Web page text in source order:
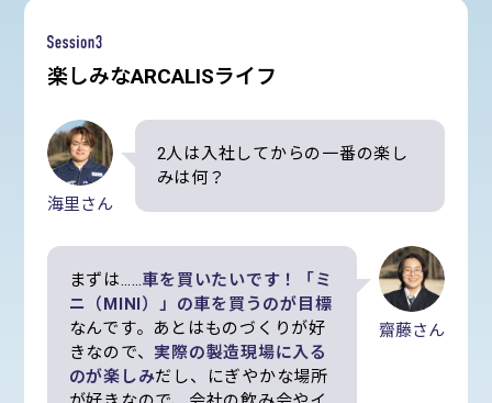
楽しみなARCALISライフ
海里さん
2人は入社してからの一番の楽し
みは何？
まずは……車を買いたいです！「ミ
ニ（MINI）」の車を買うのが目標
なんです。あとはものづくりが好
きなので、 実際の製造現場に入る
のが楽しみだし、にぎやかな場所
齋藤さん